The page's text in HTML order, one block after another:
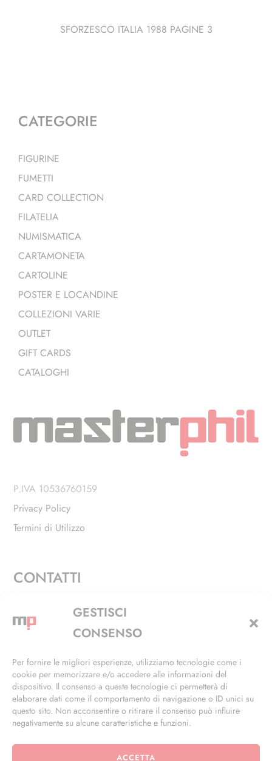
GESTISCI
CONSENSO
Per fornire le migliori esperienze, utilizziamo tecnologie come i
cookie per memorizzare e/o accedere alle informazioni del
dispositivo. Il consenso a queste tecnologie ci permetterà di
elaborare dati come il comportamento di navigazione o ID unici su
questo sito. Non acconsentire o ritirare il consenso può influire
negativamente su alcune caratteristiche e funzioni.
ACCETTA
SFORZESCO ITALIA 1988 PAGINE 3
CATEGORIE
FIGURINE
FUMETTI
CARD COLLECTION
FILATELIA
NUMISMATICA
CARTAMONETA
CARTOLINE
POSTER E LOCANDINE
COLLEZIONI VARIE
OUTLET
GIFT CARDS
CATALOGHI
P.IVA 10536760159
Privacy Policy
Termini di Utilizzo
CONTATTI
Via Alfieri, 27 - Trezzano Sul Naviglio (MI)
+39 02 4846 3155
info@masterphil.it